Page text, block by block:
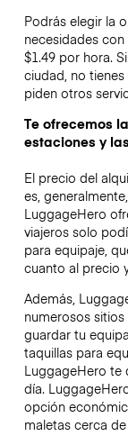
Podrás elegir la
necesidades
$1.49 por hora.
ciudad, no
piden otros
Te ofrecemos
estaciones y
El precio del
es,
LuggageHero
viajeros solo
para equipaje,
cuanto al precio
Además,
numerosos
guardar tu
taquillas para
LuggageHero te
día.
opción
maletas cerca